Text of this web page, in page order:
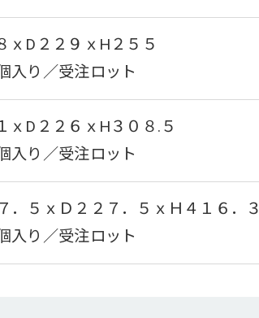
ｘD２２９ｘH２５５
入り／受注ロット
ｘD２２６ｘH３０８.５
入り／受注ロット
．５ｘＤ２２７．５ｘＨ４１６．３
入り／受注ロット